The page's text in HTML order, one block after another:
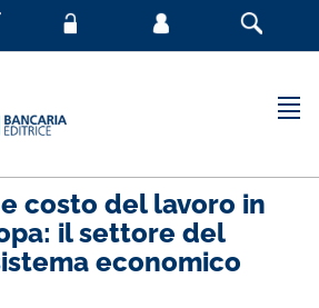
costo del lavoro in
il settore del
economico